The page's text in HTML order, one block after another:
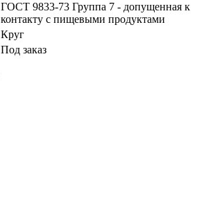
ГОСТ 9833-73 Группа 7 - допущенная к
контакту с пищевыми продуктами
Круг
Под заказ